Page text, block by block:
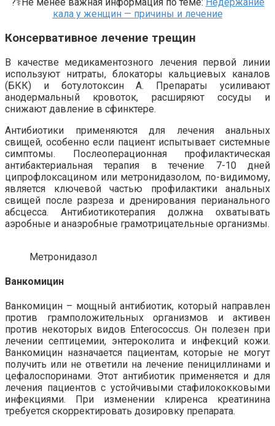
кала у женщин — причины и лечение
Консервативное лечение трещин
В качестве медикаментозного лечения первой линии
используют нитраты, блокаторы кальциевых каналов
(БКК) и ботулотоксин А. Препараты усиливают
анодермальный кровоток, расширяют сосуды и
снижают давление в сфинктере.
Антибиотики применяются для лечения анальных
свищей, особенно если пациент испытывает системные
симптомы. Послеоперационная профилактическая
антибактериальная терапия в течение 7-10 дней
ципрофлоксацином или метронидазолом, по-видимому,
является ключевой частью профилактики анальных
свищей после разреза и дренирования перианального
абсцесса. Антибиотикотерапия должна охватывать
аэробные и анаэробные грамотрицательные организмы.
Метронидазол
Ванкомицин
Ванкомицин – мощный антибиотик, который направлен
против грамположительных организмов и активен
против некоторых видов Enterococcus. Он полезен при
лечении септицемии, энтероколита и инфекций кожи.
Ванкомицин назначается пациентам, которые не могут
получить или не ответили на лечение пенициллинами и
цефалоспоринами. Этот антибиотик применяется и для
лечения пациентов с устойчивыми стафилококковыми
инфекциями. При изменении клиренса креатинина
требуется скорректировать дозировку препарата.